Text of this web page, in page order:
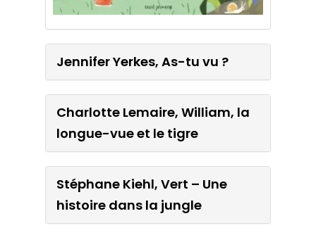
Jennifer Yerkes, As-tu vu ?
Charlotte Lemaire, William,
la longue-vue et le tigre
Stéphane Kiehl, Vert – Une
histoire dans la jungle
Constantin Kaïtéris,
Joanna Boillat, Sur un arbre
Jennifer Yerkes, As-tu vu ?
Charlotte Lemaire, William, la
longue-vue et le tigre
Stéphane Kiehl, Vert – Une
histoire dans la jungle